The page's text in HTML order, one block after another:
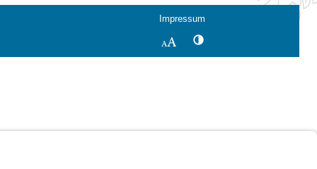
Impressum
SchriftgrößeKontrastwechsel